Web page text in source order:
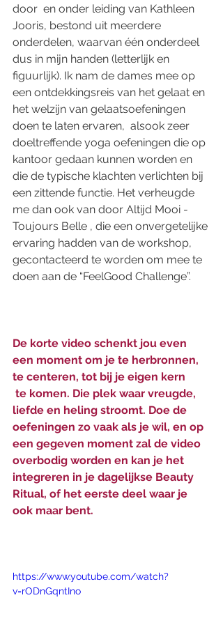
door  en onder leiding van Kathleen
Jooris, bestond uit meerdere
onderdelen, waarvan één onderdeel
dus in mijn handen (letterlijk en
figuurlijk). Ik nam de dames mee op
een ontdekkingsreis van het gelaat en
het welzijn van gelaatsoefeningen
doen te laten ervaren,  alsook zeer
doeltreffende yoga oefeningen die op
kantoor gedaan kunnen worden en
die de typische klachten verlichten bij
een zittende functie. Het verheugde
me dan ook van door Altijd Mooi -
Toujours Belle , die een onvergetelijke
ervaring hadden van de workshop,
gecontacteerd te worden om mee te
doen aan de “FeelGood Challenge”.
De korte video schenkt jou even
een moment om je te herbronnen,
te centeren, tot bij je eigen kern
liefde en heling stroomt. Doe de
oefeningen zo vaak als je wil, en op
een gegeven moment zal de video
overbodig worden en kan je het
integreren in je dagelijkse Beauty
Ritual, of het eerste deel waar je
ook maar bent.
https://www.youtube.com/watch?
v=rODnGqntIno